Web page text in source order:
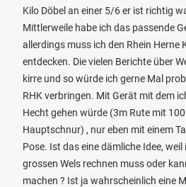
Kilo Döbel an einer 5/6 er ist richtig
Mittlerweile habe ich das passende
allerdings muss ich den Rhein Herne
entdecken. Die vielen Berichte über
kirre und so würde ich gerne Mal
RHK verbringen. Mit Gerät mit dem
Hecht gehen würde (3m Rute mit 100
Hauptschnur) , nur eben mit einem
Pose. Ist das eine dämliche Idee,
grossen Wels rechnen muss oder
machen ? Ist ja wahrscheinlich eine